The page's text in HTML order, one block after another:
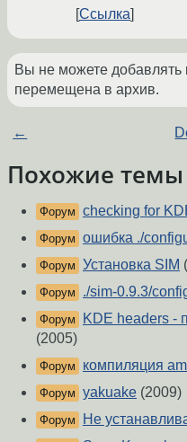
Ссылка
Вы не можете добавлять
перемещена в архив.
←
Похожие темы
Форум checking for
Форум ошибка ./
Форум Установка SIM
Форум ./sim-0.9.3/
Форум
KDE headers -
(2005)
Форум компиляция
Форум yakuake (2009)
Форум Не